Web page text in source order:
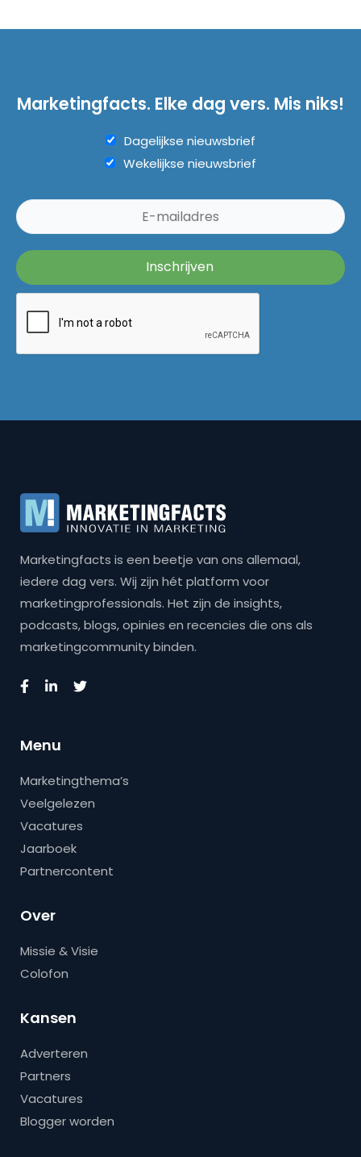
Marketingfacts. Elke dag vers. Mis niks!
Dagelijkse nieuwsbrief
Wekelijkse nieuwsbrief
Marketingfacts is een beetje van ons allemaal,
iedere dag vers. Wij zijn hét platform voor
marketingprofessionals. Het zijn de insights,
podcasts, blogs, opinies en recencies die ons als
marketingcommunity binden.
Menu
Marketingthema’s
Veelgelezen
Vacatures
Jaarboek
Partnercontent
Over
Missie & Visie
Colofon
Kansen
Adverteren
Partners
Vacatures
Blogger worden